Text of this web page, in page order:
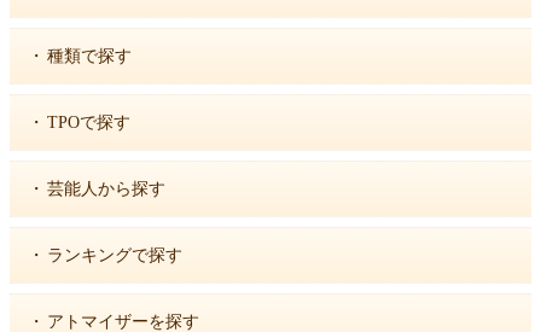
・ 種類で探す
・ TPOで探す
・ 芸能人から探す
・ ランキングで探す
・ アトマイザーを探す